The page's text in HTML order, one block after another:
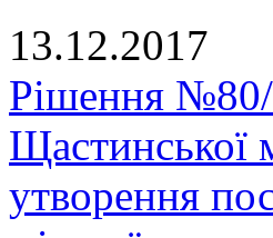
13.12.2017
Рішення №80/
Щастинської
утворення